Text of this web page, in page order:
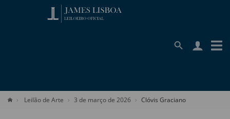
Leilão de Arte 3 de março de 2026 Clóvis Graciano